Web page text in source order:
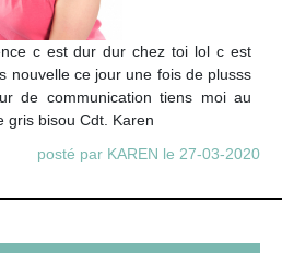
c est dur dur chez toi lol c est
nouvelle ce jour une fois de plusss
de communication tiens moi au
gris bisou Cdt. Karen
posté par KAREN le 27-03-2020